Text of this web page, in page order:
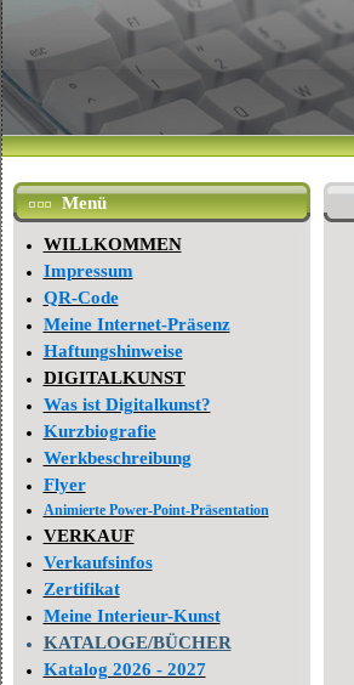
Menü
WILLKOMMEN
Impressum
QR-Code
Meine Internet-Präsenz
Haftungshinweise
DIGITALKUNST
Was ist Digitalkunst?
Kurzbiografie
Werkbeschreibung
Flyer
Animierte Power-Point-Präsentation
VERKAUF
Verkaufsinfos
Zertifikat
Meine Interieur-Kunst
KATALOGE/BÜCHER
Katalog 2026 - 2027